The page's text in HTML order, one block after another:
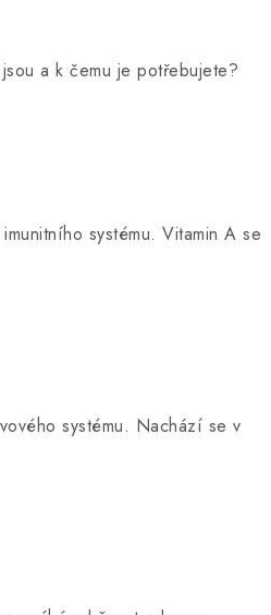
a k čemu je potřebujete?
systému. Vitamin A se
systému. Nachází se v